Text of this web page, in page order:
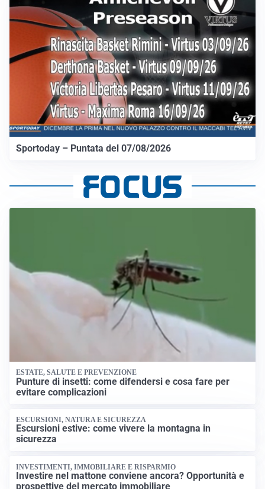
Sportoday – Puntata del 07/08/2026
ESTATE, SALUTE E PREVENZIONE
Punture di insetti: come difendersi e cosa fare per
evitare complicazioni
ESCURSIONI, NATURA E SICUREZZA
Escursioni estive: come vivere la montagna in
sicurezza
INVESTIMENTI, IMMOBILIARE E RISPARMIO
Investire nel mattone conviene ancora? Opportunità e
prospettive del mercato immobiliare